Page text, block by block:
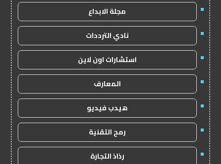
مجلة الابداع
نادي الترددات
استشارات اون لاين
المعارف
هيدب فيديو
رمح التقنية
رذاذ التجارة